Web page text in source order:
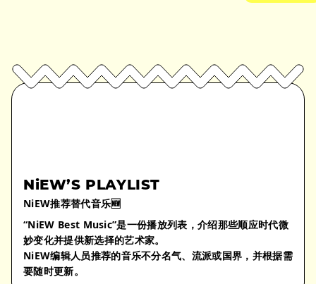
NiEW’S PLAYLIST
NiEW推荐替代音乐🆕
“NiEW Best Music”是一份播放列表，介绍那些顺应时代微
妙变化并提供新选择的艺术家。
NiEW编辑人员推荐的音乐不分名气、流派或国界，并根据需
要随时更新。